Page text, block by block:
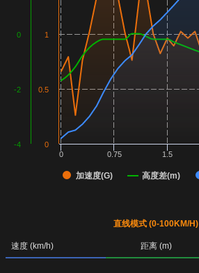
加速度(G) 高度差(m)
0 0.75 1.5
0
0.5
1
-4
-2
0
直线模式 (0-100KM/H)
速度 (km/h) 距离 (m)